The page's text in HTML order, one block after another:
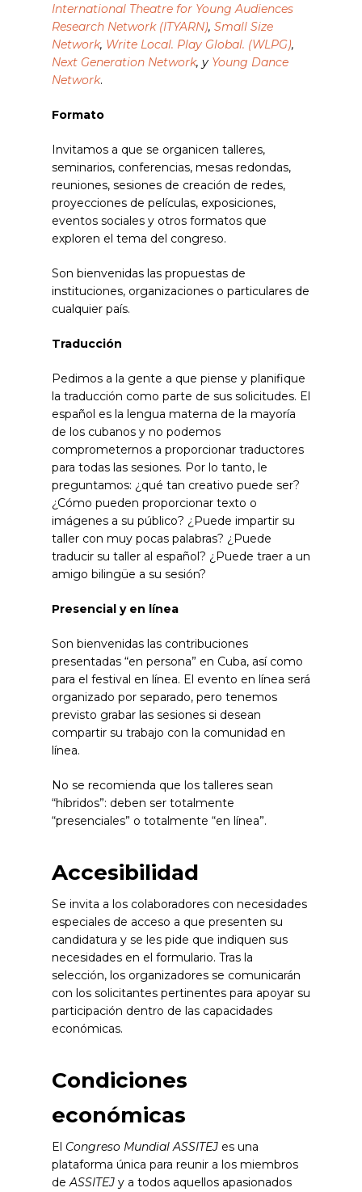
International Theatre for Young Audiences
Research Network (ITYARN), Small Size
Network, Write Local. Play Global. (WLPG),
Next Generation Network, y Young Dance
Network.
Formato
Invitamos a que se organicen talleres,
seminarios, conferencias, mesas redondas,
reuniones, sesiones de creación de redes,
proyecciones de películas, exposiciones,
eventos sociales y otros formatos que
exploren el tema del congreso.
Son bienvenidas las propuestas de
instituciones, organizaciones o particulares de
cualquier país.
Traducción
Pedimos a la gente a que piense y planifique
la traducción como parte de sus solicitudes. El
español es la lengua materna de la mayoría
de los cubanos y no podemos
comprometernos a proporcionar traductores
para todas las sesiones. Por lo tanto, le
preguntamos: ¿qué tan creativo puede ser?
¿Cómo pueden proporcionar texto o
imágenes a su público? ¿Puede impartir su
taller con muy pocas palabras? ¿Puede
traducir su taller al español? ¿Puede traer a un
amigo bilingüe a su sesión?
Presencial y en línea
Son bienvenidas las contribuciones
presentadas “en persona” en Cuba, así como
para el festival en línea. El evento en línea será
organizado por separado, pero tenemos
previsto grabar las sesiones si desean
compartir su trabajo con la comunidad en
línea.
No se recomienda que los talleres sean
“híbridos”: deben ser totalmente
“presenciales” o totalmente “en línea”.
Accesibilidad
Se invita a los colaboradores con necesidades
especiales de acceso a que presenten su
candidatura y se les pide que indiquen sus
necesidades en el formulario. Tras la
selección, los organizadores se comunicarán
con los solicitantes pertinentes para apoyar su
participación dentro de las capacidades
económicas.
Condiciones
económicas
El Congreso Mundial ASSITEJ es una
plataforma única para reunir a los miembros
deASSITEJ y a todos aquellos apasionados